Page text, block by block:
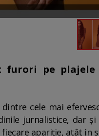
furori pe
dintre cele mai
jurnalistice, dar și
apariție, atât in